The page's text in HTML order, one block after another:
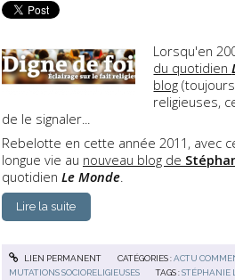
Lorsqu'en
du quotidien
blog
religieuses,
de le signaler...
Rebelotte en cette année 2011, avec
longue vie au nouveau blog de
quotidien Le Monde
Lire la suite
LIEN PERMANENT CATÉGORIES :ACTU
MUTATIONS SOCIORELIGIEUSES
TAGS :STÉPHANIE